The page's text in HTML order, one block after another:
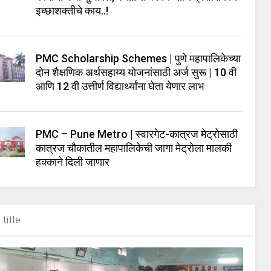
इच्छाशक्तीचे काय..!
PMC Scholarship Schemes | पुणे महापालिकेच्या
दोन शैक्षणिक अर्थसहाय्य योजनांसाठी अर्ज सुरू | 10 वी
आणि 12 वी उत्तीर्ण विद्यार्थ्यांना घेता येणार लाभ
PMC – Pune Metro | स्वारगेट-कात्रज मेट्रोसाठी
कात्रज चौकातील महापालिकेची जागा मेट्रोला मालकी
हक्काने दिली जाणार